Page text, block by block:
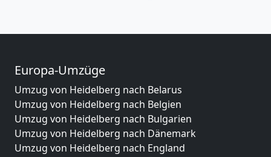
Europa-Umzüge
Umzug von Heidelberg nach Belarus
Umzug von Heidelberg nach Belgien
Umzug von Heidelberg nach Bulgarien
Umzug von Heidelberg nach Dänemark
Umzug von Heidelberg nach England